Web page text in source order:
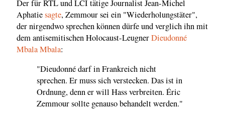
Der für RTL und LCI tätige Journalist Jean-Michel
Aphatiesagte, Zemmour sei ein "Wiederholungstäter",
der nirgendwo sprechen können dürfe und verglich ihn mit
dem antisemitischen Holocaust-LeugnerDieudonné
Mbala Mbala:
"Dieudonné darf in Frankreich nicht
sprechen. Er muss sich verstecken. Das ist in
Ordnung, denn er will Hass verbreiten. Éric
Zemmour sollte genauso behandelt werden."